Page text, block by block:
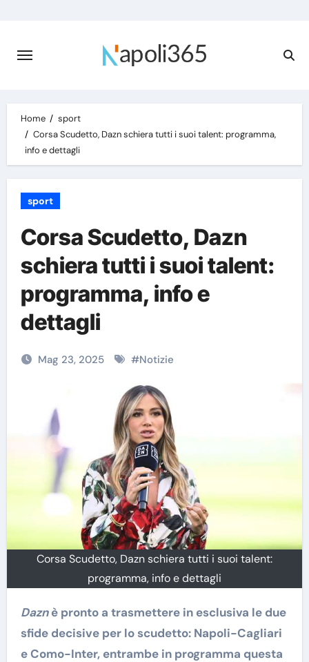
content
Home
sport
Corsa Scudetto, Dazn schiera tutti i suoi talent: programma,
info e dettagli
sport
Corsa Scudetto, Dazn
schiera tutti i suoi talent:
programma, info e
dettagli
Mag 23, 2025 #Notizie
Corsa Scudetto, Dazn schiera tutti i suoi talent:
programma, info e dettagli
Daznè pronto a trasmettere in esclusiva le due
sfide decisive per lo scudetto: Napoli-Cagliari
e Como-Inter, entrambe in programma questa